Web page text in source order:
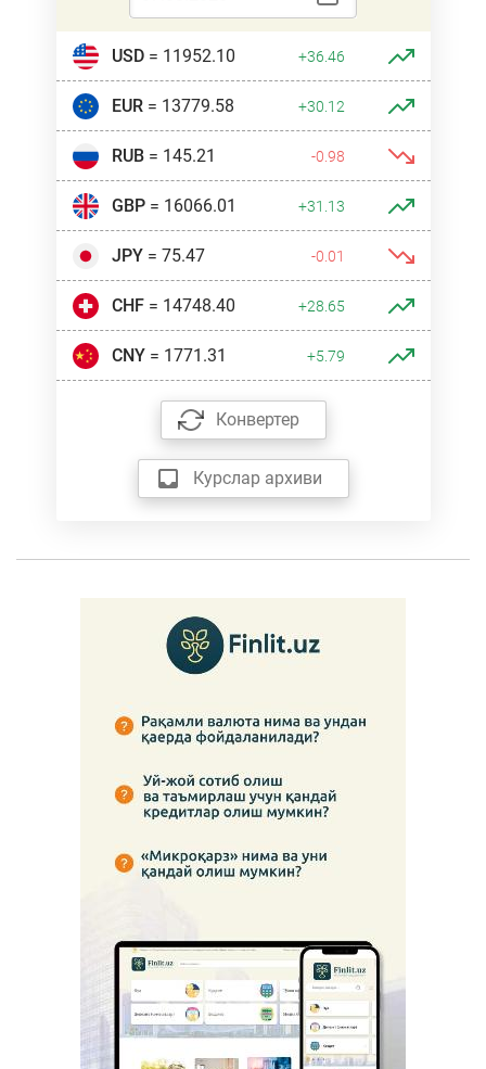
USD= 11952.10 +36.46
EUR= 13779.58 +30.12
RUB= 145.21 -0.98
GBP= 16066.01 +31.13
JPY= 75.47 -0.01
CHF= 14748.40 +28.65
CNY= 1771.31 +5.79
Конвертер
Курслар архиви